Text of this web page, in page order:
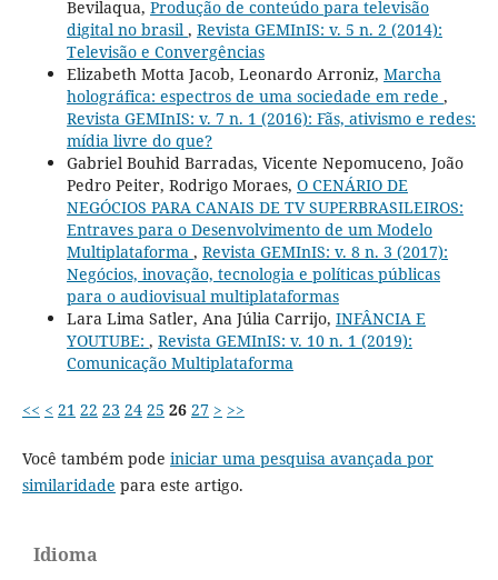
Bevilaqua, Produção de conteúdo para televisão
digital no brasil , Revista GEMInIS: v. 5 n. 2 (2014):
Televisão e Convergências
Elizabeth Motta Jacob, Leonardo Arroniz, Marcha
holográfica: espectros de uma sociedade em rede ,
Revista GEMInIS: v. 7 n. 1 (2016): Fãs, ativismo e redes:
mídia livre do que?
Gabriel Bouhid Barradas, Vicente Nepomuceno, João
Pedro Peiter, Rodrigo Moraes, O CENÁRIO DE
NEGÓCIOS PARA CANAIS DE TV SUPERBRASILEIROS:
Entraves para o Desenvolvimento de um Modelo
Multiplataforma , Revista GEMInIS: v. 8 n. 3 (2017):
Negócios, inovação, tecnologia e políticas públicas
para o audiovisual multiplataformas
Lara Lima Satler, Ana Júlia Carrijo, INFÂNCIA E
YOUTUBE: , Revista GEMInIS: v. 10 n. 1 (2019):
Comunicação Multiplataforma
<< < 21 22 23 24 25 26 27 > >>
Você também pode iniciar uma pesquisa avançada por
similaridade para este artigo.
Idioma